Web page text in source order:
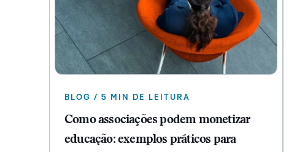
BLOG / 5 MIN DE LEITURA
Como associações podem monetizar
educação: exemplos práticos para